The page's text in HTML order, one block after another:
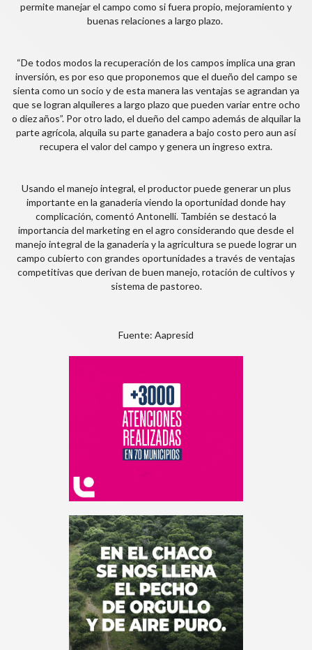
permite manejar el campo como si fuera propio, mejoramiento y
buenas relaciones a largo plazo.
“De todos modos la recuperación de los campos implica una gran
inversión, es por eso que proponemos que el dueño del campo se
sienta como un socio y de esta manera las ventajas se agrandan ya
que se logran alquileres a largo plazo que pueden variar entre ocho
o diez años”. Por otro lado, el dueño del campo además de alquilar la
parte agrícola, alquila su parte ganadera a bajo costo pero aun así
recupera el valor del campo y genera un ingreso extra.
Usando el manejo integral, el productor puede generar un plus
importante en la ganadería viendo la oportunidad donde hay
complicación, comentó Antonelli. También se destacó la
importancia del marketing en el agro considerando que desde el
manejo integral de la ganadería y la agricultura se puede lograr un
campo cubierto con grandes oportunidades a través de ventajas
competitivas que derivan de buen manejo, rotación de cultivos y
sistema de pastoreo.
Fuente: Aapresid